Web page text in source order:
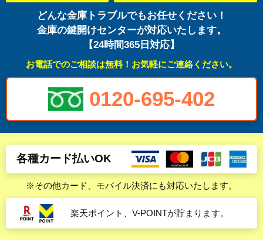
どんな金庫トラブルでもお任せください！
金庫の鍵開けセンターが対応いたします。
【24時間365日対応】
お電話でのご相談は無料！お気軽にご連絡ください。
0120-695-402
各種カード払いOK
※その他カード、モバイル決済にも対応いたします。
楽天ポイント、V-POINTが貯まります。